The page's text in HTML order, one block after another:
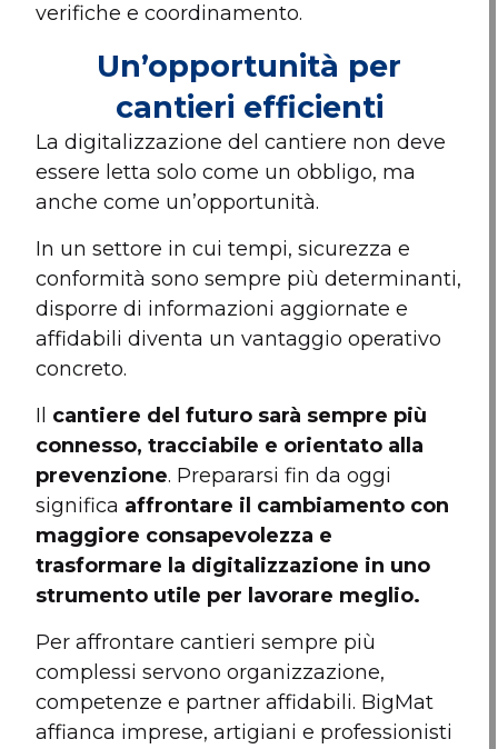
verifiche e coordinamento.
Un’opportunità per
cantieri efficienti
La digitalizzazione del cantiere non deve
essere letta solo come un obbligo, ma
anche come un’opportunità.
In un settore in cui tempi, sicurezza e
conformità sono sempre più determinanti,
disporre di informazioni aggiornate e
affidabili diventa un vantaggio operativo
concreto.
Il cantiere del futuro sarà sempre più
connesso, tracciabile e orientato alla
prevenzione. Prepararsi fin da oggi
significa affrontare il cambiamento con
maggiore consapevolezza e
trasformare la digitalizzazione in uno
strumento utile per lavorare meglio.
Per affrontare cantieri sempre più
complessi servono organizzazione,
competenze e partner affidabili. BigMat
affianca imprese, artigiani e professionisti